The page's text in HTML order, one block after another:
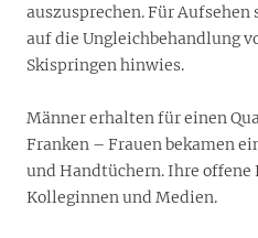
auszusprechen. Für
auf die Ungleichbehandlung
Skispringen hinwies.
Männer erhalten für einen
Franken – Frauen bekamen
und Handtüchern. Ihre
Kolleginnen und Medien.